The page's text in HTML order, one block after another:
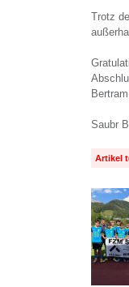
Trotz
Saubr
Artikel